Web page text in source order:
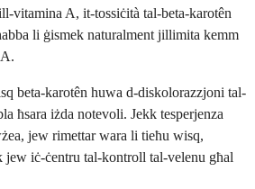
vitamina A, it-tossiċità tal-beta-karotên
li ġismek naturalment jillimita kemm
beta-karotên huwa d-diskolorazzjoni tal-
ħsara iżda notevoli. Jekk tesperjenza
jew rimettar wara li tieħu wisq,
iċ-ċentru tal-kontroll tal-velenu għal